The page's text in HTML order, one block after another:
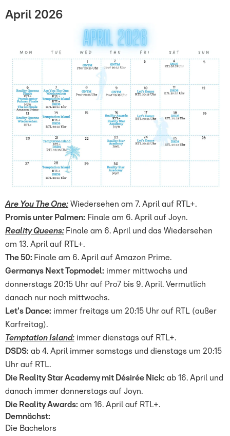
April 2026
Are You The One: Wiedersehen am 7. April auf RTL+.
Promis unter Palmen: Finale am 6. April auf Joyn.
Reality Queens: Finale am 6. April und das Wiedersehen
am 13. April auf RTL+.
The 50: Finale am 6. April auf Amazon Prime.
Germanys Next Topmodel: immer mittwochs und
donnerstags 20:15 Uhr auf Pro7 bis 9. April. Vermutlich
danach nur noch mittwochs.
Let's Dance: immer freitags um 20:15 Uhr auf RTL (außer
Karfreitag).
Temptation Island: immer dienstags auf RTL+.
DSDS: ab 4. April immer samstags und dienstags um 20:15
Uhr auf RTL.
Die Reality Star Academy mit Désirée Nick: ab 16. April und
danach immer donnerstags auf Joyn.
Die Reality Awards: am 16. April auf RTL+.
Demnächst:
Die Bachelors